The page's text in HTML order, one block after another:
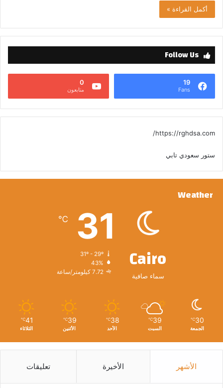
أكمل القراءة »
Follow Us
19
Fans
0
متابعون
https://rghdsa.com/
ستور سعودي تابي
Weather
Cairo
سماء صافية
31
℃
31º - 29º
43%
7.72 كيلومتر/ساعة
30
℃
الجمعة
39
℃
السبت
38
℃
الأحد
39
℃
الأثنين
41
℃
الثلاثاء
الأشهر الأخيرة تعليقات